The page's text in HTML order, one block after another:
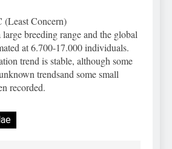
Concern)
large breeding range and the global
at 6.700-17.000 individuals.
trend is stable, although some
trendsand some small
recorded.